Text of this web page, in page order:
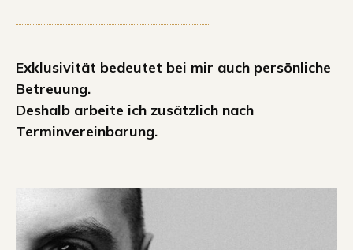
Exklusivität bedeutet bei mir auch persönliche
Betreuung.
Deshalb arbeite ich zusätzlich nach
Terminvereinbarung.